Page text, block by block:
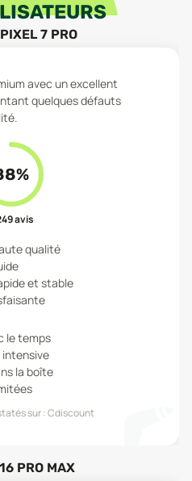
7 PRO
avec un excellent
quelques défauts
%
avis
qualité
et stable
le temps
la boîte
sur :Cdiscount
PRO MAX